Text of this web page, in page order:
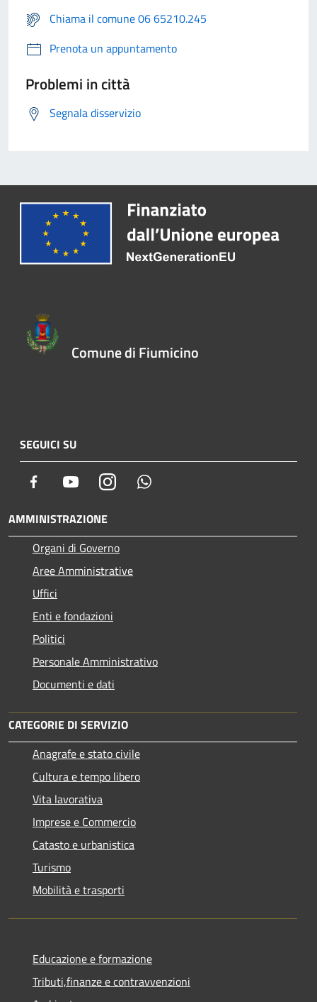
Chiama il comune 06 65210.245
Prenota un appuntamento
Problemi in città
Segnala disservizio
Comune di Fiumicino
SEGUICI SU
Facebook YoutubeInstagram
AMMINISTRAZIONE
Organi di Governo
Aree Amministrative
Uffici
Enti e fondazioni
Politici
Personale Amministrativo
Documenti e dati
CATEGORIE DI SERVIZIO
Anagrafe e stato civile
Cultura e tempo libero
Vita lavorativa
Imprese e Commercio
Catasto e urbanistica
Turismo
Mobilità e trasporti
Educazione e formazione
Tributi,finanze e contravvenzioni